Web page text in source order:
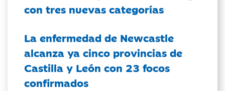
con tres nuevas categorías
La enfermedad de Newcastle
alcanza ya cinco provincias de
Castilla y León con 23 focos
confirmados